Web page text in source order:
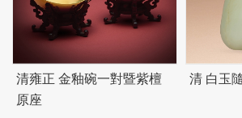
清雍正 金釉碗一對暨紫檀
原座
清 白玉